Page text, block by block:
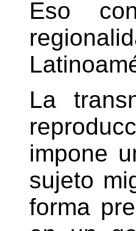
Eso
La
impone
sujeto
forma